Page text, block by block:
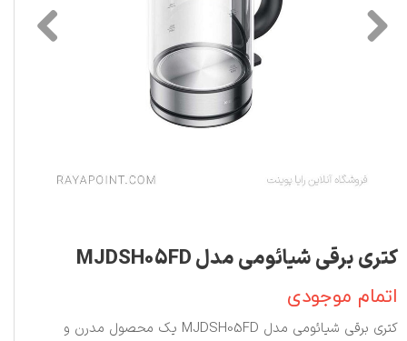
کتری برقی شیائومی مدل MJDSH05FD
اتمام موجودی
کتری برقی شیائومی مدل MJDSH05FD یک محصول مدرن و